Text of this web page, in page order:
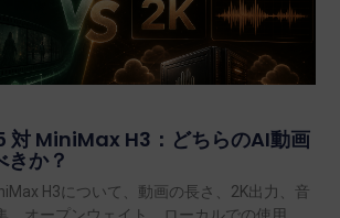
MiniMax H3：どちらのAI動画
きか？
H3について、動画の長さ、2K出力、音
、オープンウェイト、ローカルでの使用、